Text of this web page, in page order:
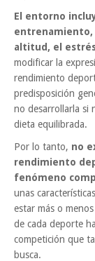
El entorno
entrenamiento,
altitud, el
modificar la
rendimiento
predisposición
no desarrollarla si
dieta equilibrada.
Por lo tanto, no
rendimiento
fenómeno
unas
estar más o
de cada deporte
competición que
busca.